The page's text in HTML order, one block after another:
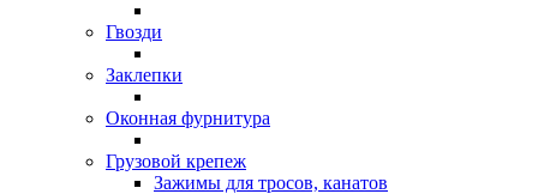
Гвозди
Заклепки
Оконная фурнитура
Грузовой крепеж
Зажимы для тросов, канатов